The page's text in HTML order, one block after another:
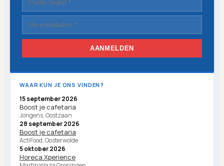
AANMELDEN
WAAR KUN JE ONS VINDEN?
15 september 2026
Boost je cafetaria
Jongens, Oostzaan
28 september 2026
Boost je cafetaria
ActiFood, Oosterwolde
5 oktober 2026
Horeca Xperience